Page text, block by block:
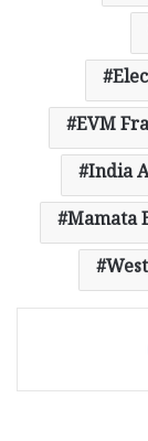
EVM
India
Mamata